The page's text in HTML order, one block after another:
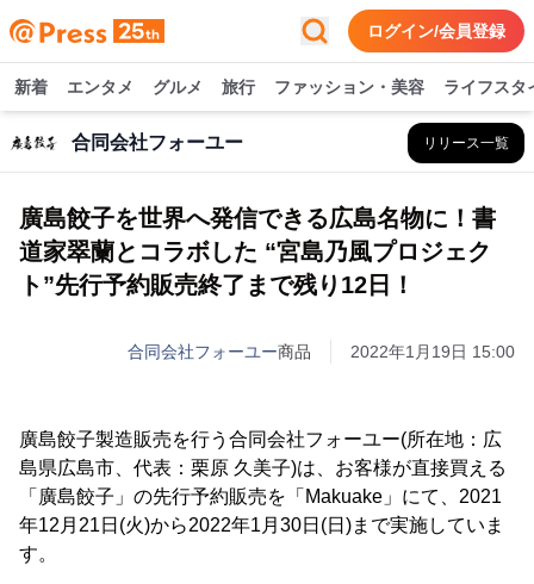
ログイン/会員登録
新着 エンタメ グルメ 旅行 ファッション・美容 ライフスタ
合同会社フォーユー リリース一覧
廣島餃子を世界へ発信できる広島名物に！書
道家翠蘭とコラボした “宮島乃風プロジェク
ト”先行予約販売終了まで残り12日！
合同会社フォーユー商品 2022年1月19日 15:00
廣島餃子製造販売を行う合同会社フォーユー(所在地：広
島県広島市、代表：栗原 久美子)は、お客様が直接買える
「廣島餃子」の先行予約販売を「Makuake」にて、2021
年12月21日(火)から2022年1月30日(日)まで実施していま
す。